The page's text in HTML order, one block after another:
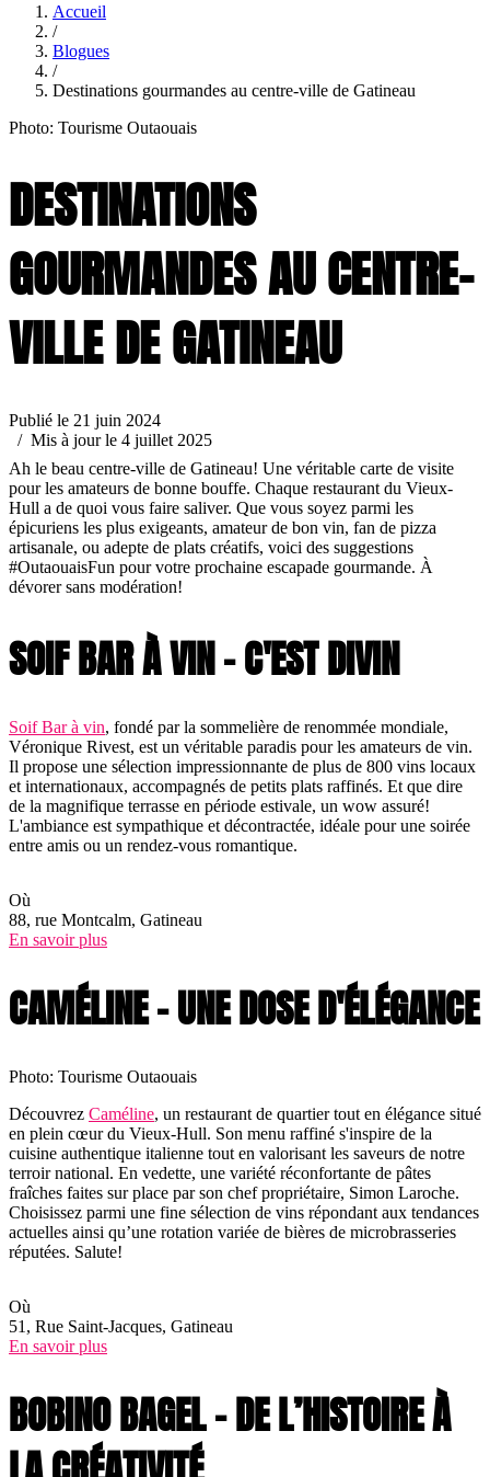
Accueil
/
Blogues
/
Destinations gourmandes au centre-ville de Gatineau
Photo: Tourisme Outaouais
DESTINATIONS
GOURMANDES AU CENTRE-
VILLE DE GATINEAU
Publié le 21 juin 2024
/ Mis à jour le 4 juillet 2025
Ah le beau centre-ville de Gatineau! Une véritable carte de visite
pour les amateurs de bonne bouffe. Chaque restaurant du Vieux-
Hull a de quoi vous faire saliver. Que vous soyez parmi les
épicuriens les plus exigeants, amateur de bon vin, fan de pizza
artisanale, ou adepte de plats créatifs, voici des suggestions
#OutaouaisFun pour votre prochaine escapade gourmande. À
dévorer sans modération!
SOIF BAR À VIN – C'EST DIVIN
Soif Bar à vin, fondé par la sommelière de renommée mondiale,
Véronique Rivest, est un véritable paradis pour les amateurs de vin.
Il propose une sélection impressionnante de plus de 800 vins locaux
et internationaux, accompagnés de petits plats raffinés. Et que dire
de la magnifique terrasse en période estivale, un wow assuré!
L'ambiance est sympathique et décontractée, idéale pour une soirée
entre amis ou un rendez-vous romantique.
Où
88, rue Montcalm, Gatineau
En savoir plus
CAMÉLINE – UNE DOSE D'ÉLÉGANCE
Photo: Tourisme Outaouais
Découvrez Caméline, un restaurant de quartier tout en élégance situé
en plein cœur du Vieux-Hull. Son menu raffiné s'inspire de la
cuisine authentique italienne tout en valorisant les saveurs de notre
terroir national. En vedette, une variété réconfortante de pâtes
fraîches faites sur place par son chef propriétaire, Simon Laroche.
Choisissez parmi une fine sélection de vins répondant aux tendances
actuelles ainsi qu’une rotation variée de bières de microbrasseries
réputées. Salute!
Où
51, Rue Saint-Jacques, Gatineau
En savoir plus
BOBINO BAGEL – DE L’HISTOIRE À